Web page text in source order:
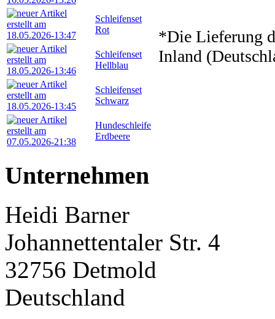
Schleifenset
Rot
Schleifenset
Hellblau
Schleifenset
Schwarz
Hundeschleife
Erdbeere
*Die Lieferung
Inland
Unternehmen
Heidi Barner
Johannettentaler Str. 4
32756 Detmold
Deutschland